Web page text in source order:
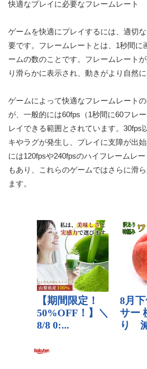
快適なプレイに必要なフレームレート
ゲームを快適にプレイするには、適切
要です。フレームレートとは、1秒間に
ームの数のことです。フレームレート
り滑らかに表示され、動きがより自然に
ゲームによって快適なフレームレート
が、一般的には60fps（1秒間に60フレ
レイできる範囲とされています。30fps
キやラグが発生し、プレイに支障が出
には120fpsや240fpsのハイフレームレ
もあり、これらのゲームではさらに滑
ます。